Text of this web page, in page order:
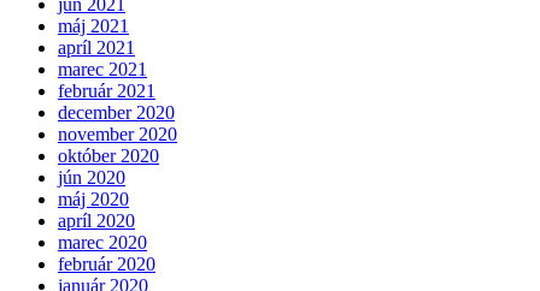
máj 2021
apríl 2021
marec 2021
február 2021
december 2020
november 2020
október 2020
jún 2020
máj 2020
apríl 2020
marec 2020
február 2020
január 2020